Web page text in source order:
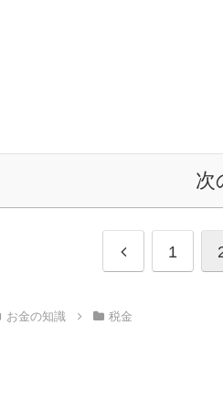
次
前 1
お金の知識 税金